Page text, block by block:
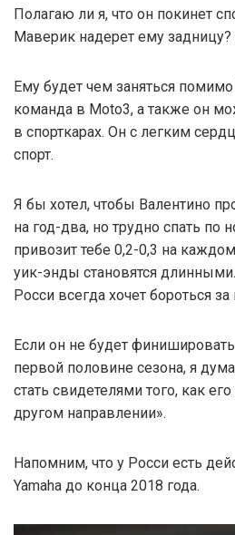
Полагаю ли я, что он покинет
Маверик надерет ему
Ему будет чем заняться помимо
команда в Moto3, а также он
в спорткарах. Он с легким
спорт.
Я бы хотел, чтобы Валентино
на год-два, но трудно спать по
привозит тебе 0,2-0,3 на
уик-энды становятся
Росси всегда хочет бороться
Если он не будет
первой половине сезона, я
стать свидетелями того, как
другом направлении».
Напомним, что у Росси есть
Yamaha до конца 2018 года.